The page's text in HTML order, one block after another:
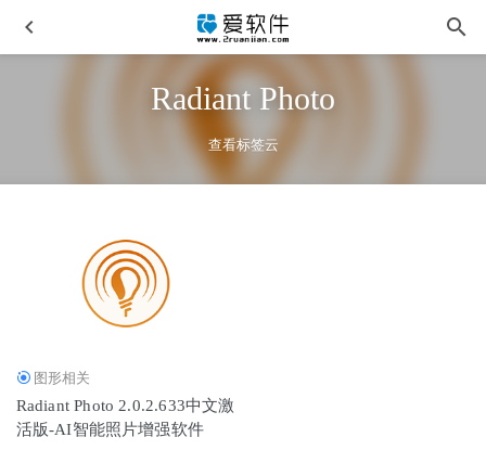
Radiant Photo
查看标签云
图形相关
Radiant Photo 2.0.2.633中文激
活版-AI智能照片增强软件
Adobe Lightroom Classic 2025 v14.4.0.8 中文激活版
达芬奇DaVinci Resolve Studio v20.0.1.6 免安装中文便携版
Quite Imposing Plus 6.0D 32位/64位 中文汉化版
Wondershare EdrawMax v14.5.4.1333中文激活版-万兴亿图图
示 2025-07-08